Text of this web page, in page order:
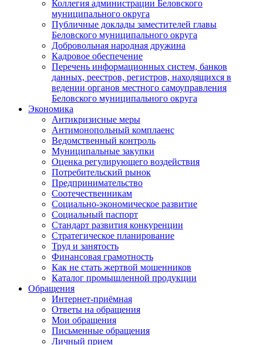
Коллегия администрации Беловского
муниципального округа
Публичные доклады заместителей главы
Беловского муниципального округа
Добровольная народная дружина
Кадровое обеспечение
Перечень информационных систем, банков
данных, реестров, регистров, находящихся в
ведении органов местного самоуправления
Беловского муниципального округа
Экономика
Антикризисные меры
Антимонопольный комплаенс
Ведомственный контроль
Муниципальные закупки
Оценка регулирующего воздействия
Потребительский рынок
Предпринимательство
Соотечественникам
Социально-экономическое развитие
Социальный паспорт
Стандарт развития конкуренции
Стратегическое планирование
Труд и занятость
Финансовая грамотность
Как не стать жертвой мошенников
Каталог промышленной продукции
Обращения
Интернет-приёмная
Ответы на обращения
Мои обращения
Письменные обращения
Личный прием